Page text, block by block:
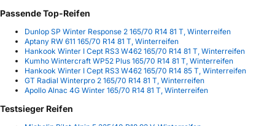
Passende Top-Reifen
Dunlop SP Winter Response 2 165/70 R14 81 T, Winterreifen
Aptany RW 611 165/70 R14 81 T, Winterreifen
Hankook Winter I Cept RS3 W462 165/70 R14 81 T, Winterreifen
Kumho Wintercraft WP52 Plus 165/70 R14 81 T, Winterreifen
Hankook Winter I Cept RS3 W462 165/70 R14 85 T, Winterreifen
GT Radial Winterpro 2 165/70 R14 81 T, Winterreifen
Apollo Alnac 4G Winter 165/70 R14 81 T, Winterreifen
Testsieger Reifen